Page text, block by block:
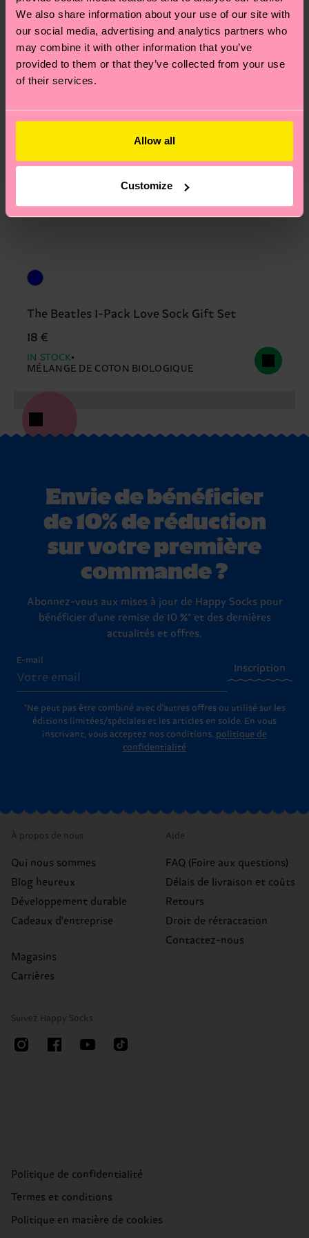
We also share information about your use of our site with
our social media, advertising and analytics partners who
may combine it with other information that you’ve
provided to them or that they’ve collected from your use
of their services.
Allow all
Customize
ARTICLE 1:89% Mélange de coton biologique, 9%
Polyamide, 2% Elasthanne
ARTICLE 2:76% Mélange de coton biologique, 22%
Polyamide, 2% Elasthanne
ARTICLE 3:
ARTICLE 4:76% Mélange de coton biologique, 22%
64% Mélange de coton biologique, 34%
Polyamide, 2% Elasthanne
64% Mélange de coton biologique, 34%
The Beatles 1-Pack Love Sock Gift Set
18 €
IN STOCK
MÉLANGE DE COTON BIOLOGIQUE
Envie de bénéficier
de 10% de réduction
sur votre première
commande ?
Abonnez-vous aux mises à jour de Happy Socks pour
bénéficier d'une remise de 10 %* et des dernières
actualités et offres.
E-mail
Inscription
*Ne peut pas être combiné avec d'autres offres ou utilisé sur les
éditions limitées/spéciales et les articles en solde. En vous
inscrivant, vous acceptez nos conditions. politique de
confidentialité
À propos de nous
Qui nous sommes
Blog heureux
Développement durable
Cadeaux d'entreprise
Magasins
Carrières
Aide
FAQ (Foire aux questions)
Délais de livraison et coûts
Retours
Droit de rétractation
Contactez-nous
Suivez Happy Socks
Politique de confidentialité
Termes et conditions
Politique en matière de cookies